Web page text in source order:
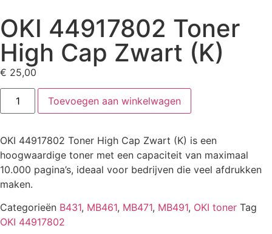
OKI 44917802 Toner
High Cap Zwart (K)
€ 25,00
Toevoegen aan winkelwagen
OKI 44917802 Toner High Cap Zwart (K) is een
hoogwaardige toner met een capaciteit van maximaal
10.000 pagina’s, ideaal voor bedrijven die veel afdrukken
maken.
Categorieën B431, MB461, MB471, MB491, OKI toner Tag
OKI 44917802